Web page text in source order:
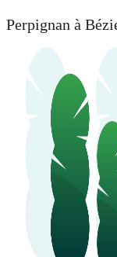
Perpignan à